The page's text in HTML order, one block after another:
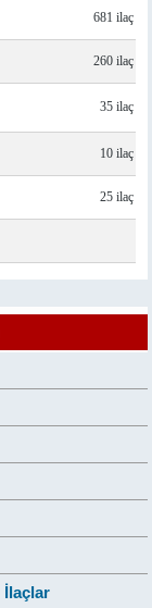
681 ilaç
260 ilaç
35 ilaç
10 ilaç
25 ilaç
İlaçlar